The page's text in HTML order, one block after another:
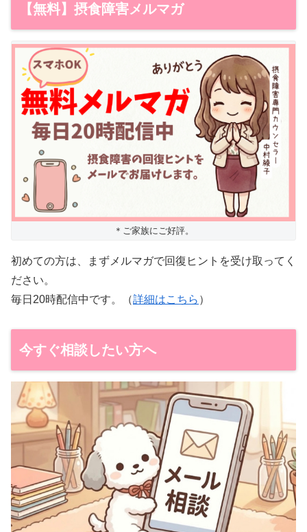
【無料】摂食障害メルマガ
＊ご家族にご好評。
初めての方は、まずメルマガで回復ヒントを受け取ってく
ださい。
毎日20時配信中です。（詳細はこちら ）
今すぐ相談したい方へ